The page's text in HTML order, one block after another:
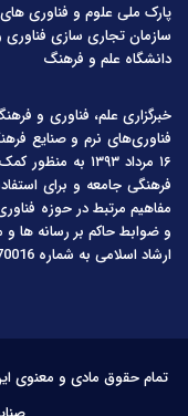
پارک ملی علوم و فناوری
سازمان تجاری سازی فناوری
دانشگاه علم و فرهنگ
خبرگزاری علم، فناوری و
فناوری‌های نرم و صنایع
۱۶ مرداد ۱۳۹۳
فرهنگی جامعه و برای
مفاهیم مرتبط در حوزه
و ضوابط حاکم بر رسانه ها
ارشاد اسلامی به شماره 70016 فعالیت خود را آغاز کرده است.
تمام حقوق مادی و معنوی